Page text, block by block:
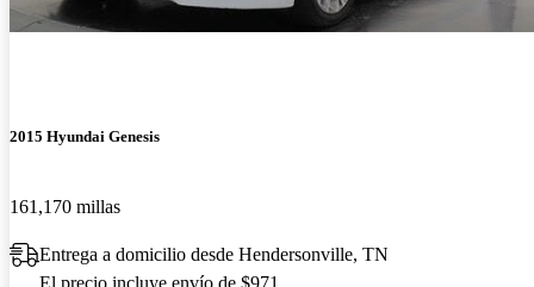
2015 Hyundai Genesis
161,170 millas
Entrega a domicilio desde Hendersonville, TN